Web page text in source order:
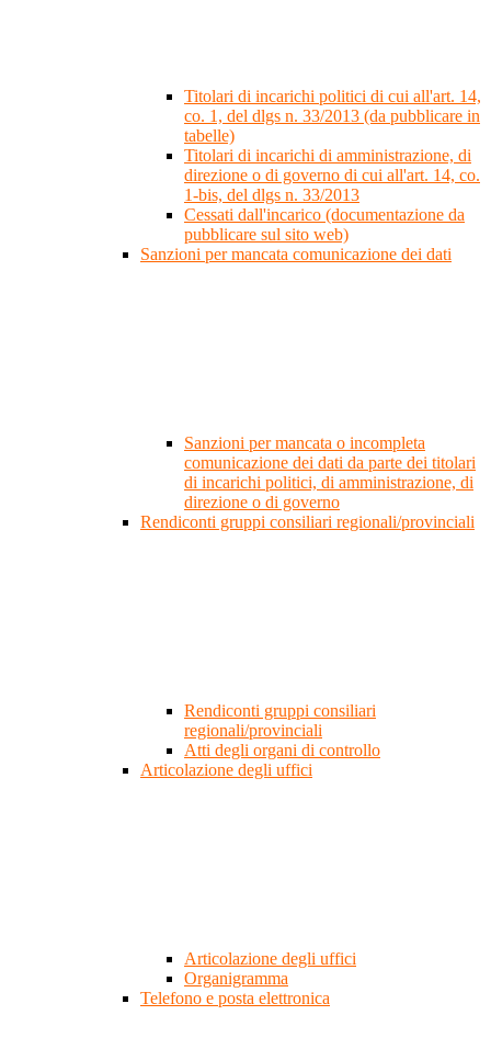
Titolari di incarichi politici di cui all'art. 14,
co. 1, del dlgs n. 33/2013 (da pubblicare in
tabelle)
Titolari di incarichi di amministrazione, di
direzione o di governo di cui all'art. 14, co.
1-bis, del dlgs n. 33/2013
Cessati dall'incarico (documentazione da
pubblicare sul sito web)
Sanzioni per mancata comunicazione dei dati
Sanzioni per mancata o incompleta
comunicazione dei dati da parte dei titolari
di incarichi politici, di amministrazione, di
direzione o di governo
Rendiconti gruppi consiliari regionali/provinciali
Rendiconti gruppi consiliari
regionali/provinciali
Atti degli organi di controllo
Articolazione degli uffici
Articolazione degli uffici
Organigramma
Telefono e posta elettronica